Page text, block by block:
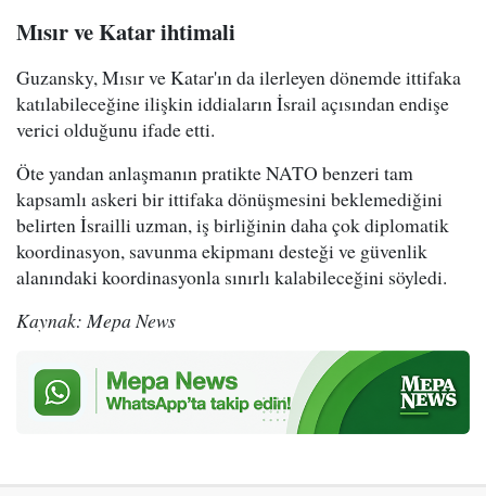
Mısır ve Katar ihtimali
Guzansky, Mısır ve Katar'ın da ilerleyen dönemde ittifaka
katılabileceğine ilişkin iddiaların İsrail açısından endişe
verici olduğunu ifade etti.
Öte yandan anlaşmanın pratikte NATO benzeri tam
kapsamlı askeri bir ittifaka dönüşmesini beklemediğini
belirten İsrailli uzman, iş birliğinin daha çok diplomatik
koordinasyon, savunma ekipmanı desteği ve güvenlik
alanındaki koordinasyonla sınırlı kalabileceğini söyledi.
Kaynak: Mepa News